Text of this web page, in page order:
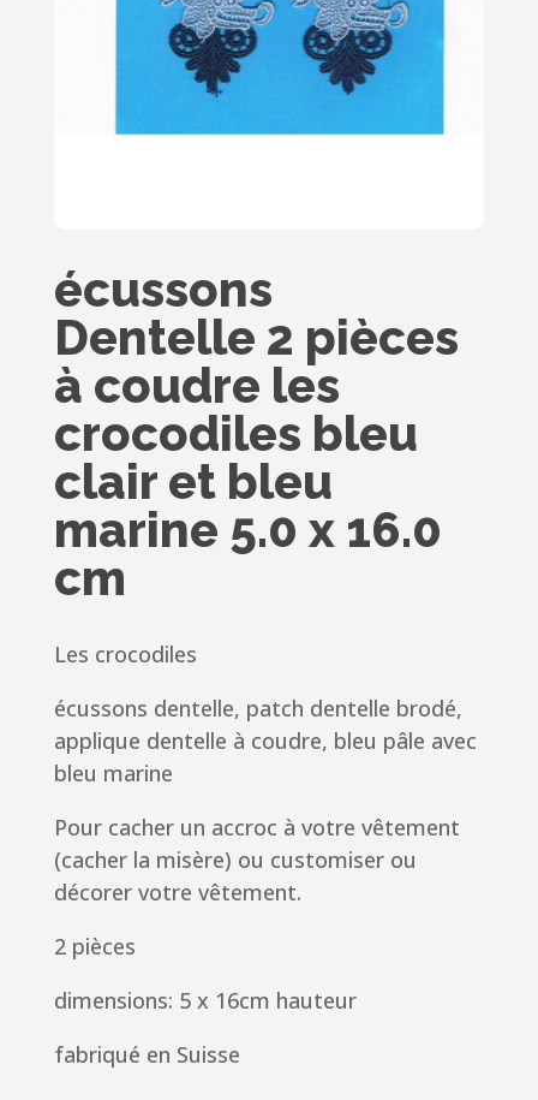
écussons
Dentelle 2 pièces
à coudre les
crocodiles bleu
clair et bleu
marine 5.0 x 16.0
cm
Les crocodiles
écussons dentelle, patch dentelle brodé,
applique dentelle à coudre, bleu pâle avec
bleu marine
Pour cacher un accroc à votre vêtement
(cacher la misère) ou customiser ou
décorer votre vêtement.
2 pièces
dimensions: 5 x 16cm hauteur
fabriqué en Suisse